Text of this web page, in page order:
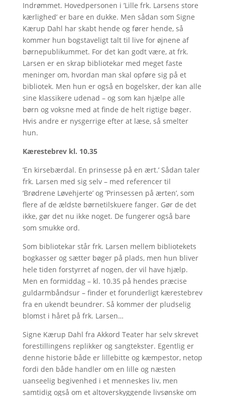
Indrømmet. Hovedpersonen i ’Lille frk. Larsens store
kærlighed’ er bare en dukke. Men sådan som Signe
Kærup Dahl har skabt hende og fører hende, så
kommer hun bogstaveligt talt til live for øjnene af
børnepublikummet. For det kan godt være, at frk.
Larsen er en skrap bibliotekar med meget faste
meninger om, hvordan man skal opføre sig på et
bibliotek. Men hun er også en bogelsker, der kan alle
sine klassikere udenad – og som kan hjælpe alle
børn og voksne med at finde de helt rigtige bøger.
Hvis andre er nysgerrige efter at læse, så smelter
hun.
Kærestebrev kl. 10.35
’En kirsebærdal. En prinsesse på en ært.’ Sådan taler
frk. Larsen med sig selv – med referencer til
’Brødrene Løvehjerte’ og ’Prinsessen på ærten’, som
flere af de ældste børnetilskuere fanger. Gør de det
ikke, gør det nu ikke noget. De fungerer også bare
som smukke ord.
Som bibliotekar står frk. Larsen mellem bibliotekets
bogkasser og sætter bøger på plads, men hun bliver
hele tiden forstyrret af nogen, der vil have hjælp.
Men en formiddag – kl. 10.35 på hendes præcise
guldarmbåndsur – finder et forunderligt kærestebrev
fra en ukendt beundrer. Så kommer der pludselig
blomst i håret på frk. Larsen…
Signe Kærup Dahl fra Akkord Teater har selv skrevet
forestillingens replikker og sangtekster. Egentlig er
denne historie både er lillebitte og kæmpestor, netop
fordi den både handler om en lille og næsten
uanseelig begivenhed i et menneskes liv, men
samtidig også om et altoverskyggende livsønske om